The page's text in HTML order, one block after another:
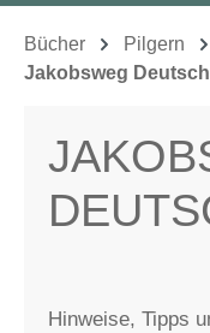
Bücher Pilgern
Jakobsweg
Hinweise, Tipps